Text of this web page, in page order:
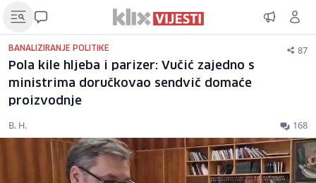
BANALIZIRANJE POLITIKE 87
Pola kile hljeba i parizer: Vučić zajedno s
ministrima doručkovao sendvič domaće
proizvodnje
B. H. 168